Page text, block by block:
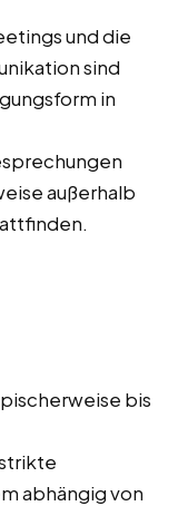
und die
sind
in
außerhalb
bis
abhängig von